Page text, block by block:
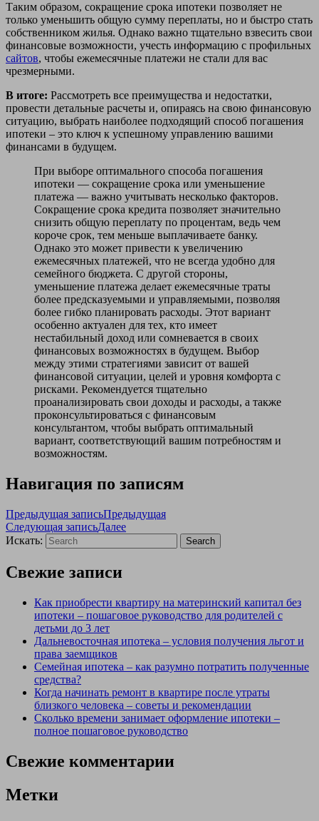
Таким образом, сокращение срока ипотеки позволяет не
только уменьшить общую сумму переплаты, но и быстро стать
собственником жилья. Однако важно тщательно взвесить свои
финансовые возможности, учесть информацию с профильных
сайтов, чтобы ежемесячные платежи не стали для вас
чрезмерными.
В итоге: Рассмотреть все преимущества и недостатки,
провести детальные расчеты и, опираясь на свою финансовую
ситуацию, выбрать наиболее подходящий способ погашения
ипотеки – это ключ к успешному управлению вашими
финансами в будущем.
При выборе оптимального способа погашения
ипотеки — сокращение срока или уменьшение
платежа — важно учитывать несколько факторов.
Сокращение срока кредита позволяет значительно
снизить общую переплату по процентам, ведь чем
короче срок, тем меньше выплачиваете банку.
Однако это может привести к увеличению
ежемесячных платежей, что не всегда удобно для
семейного бюджета. С другой стороны,
уменьшение платежа делает ежемесячные траты
более предсказуемыми и управляемыми, позволяя
более гибко планировать расходы. Этот вариант
особенно актуален для тех, кто имеет
нестабильный доход или сомневается в своих
финансовых возможностях в будущем. Выбор
между этими стратегиями зависит от вашей
финансовой ситуации, целей и уровня комфорта с
рисками. Рекомендуется тщательно
проанализировать свои доходы и расходы, а также
проконсультироваться с финансовым
консультантом, чтобы выбрать оптимальный
вариант, соответствующий вашим потребностям и
возможностям.
Навигация по записям
Предыдущая записьПредыдущая
Следующая записьДалее
Искать:
Search
Свежие записи
Как приобрести квартиру на материнский капитал без
ипотеки – пошаговое руководство для родителей с
детьми до 3 лет
Дальневосточная ипотека – условия получения льгот и
права заемщиков
Семейная ипотека – как разумно потратить полученные
средства?
Когда начинать ремонт в квартире после утраты
близкого человека – советы и рекомендации
Сколько времени занимает оформление ипотеки –
полное пошаговое руководство
Свежие комментарии
Метки